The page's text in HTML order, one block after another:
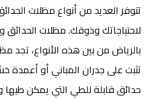
تتوفر العديد من أنواع مظلات
لاحتياجاتك وذوقك. مظلات الحدائق
بالرياضمن بين هذه الأنواع، تجد
تثبت على جدران المباني أو أعمدة
حدائق قابلة للطي التي يمكن